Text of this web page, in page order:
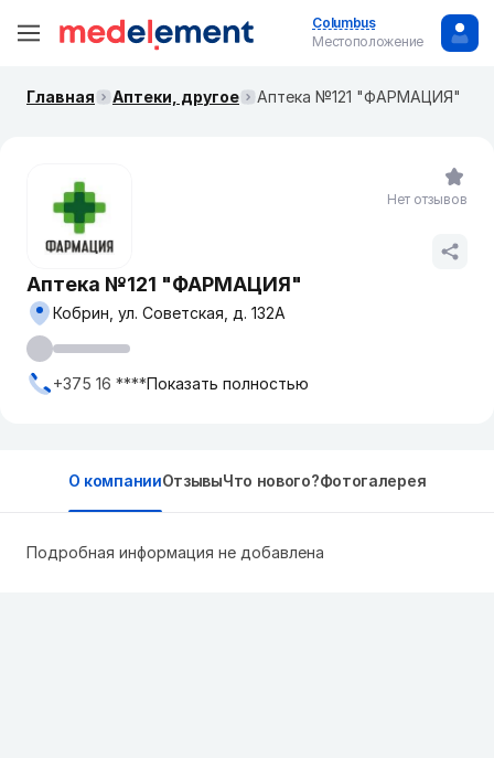
Columbus
Местоположение
Главная Аптеки, другое Аптека №121 "ФАРМАЦИЯ"
Аптека №121 "ФАРМАЦИЯ"
Кобрин, ул. Советская, д. 132А
+375 16 ****Показать полностью
Нет отзывов
О компанииОтзывыЧто нового?Фотогалерея
Подробная информация не добавлена